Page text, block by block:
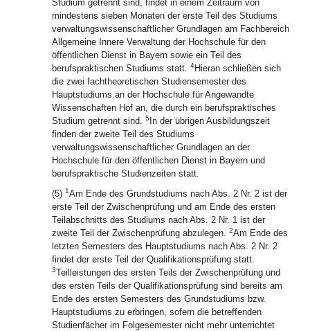
Studium getrennt sind, findet in einem Zeitraum von
mindestens sieben Monaten der erste Teil des Studiums
verwaltungswissenschaftlicher Grundlagen am Fachbereich
Allgemeine Innere Verwaltung der Hochschule für den
öffentlichen Dienst in Bayern sowie ein Teil des
berufspraktischen Studiums statt. 4Hieran schließen sich
die zwei fachtheoretischen Studiensemester des
Hauptstudiums an der Hochschule für Angewandte
Wissenschaften Hof an, die durch ein berufspraktisches
Studium getrennt sind. 5 In der übrigen Ausbildungszeit
finden der zweite Teil des Studiums
verwaltungswissenschaftlicher Grundlagen an der
Hochschule für den öffentlichen Dienst in Bayern und
berufspraktische Studienzeiten statt.
(5) 1Am Ende des Grundstudiums nach Abs. 2 Nr. 2 ist der
erste Teil der Zwischenprüfung und am Ende des ersten
Teilabschnitts des Studiums nach Abs. 2 Nr. 1 ist der
zweite Teil der Zwischenprüfung abzulegen. 2Am Ende des
letzten Semesters des Hauptstudiums nach Abs. 2 Nr. 2
findet der erste Teil der Qualifikationsprüfung statt.
3Teilleistungen des ersten Teils der Zwischenprüfung und
des ersten Teils der Qualifikationsprüfung sind bereits am
Ende des ersten Semesters des Grundstudiums bzw.
Hauptstudiums zu erbringen, sofern die betreffenden
Studienfächer im Folgesemester nicht mehr unterrichtet